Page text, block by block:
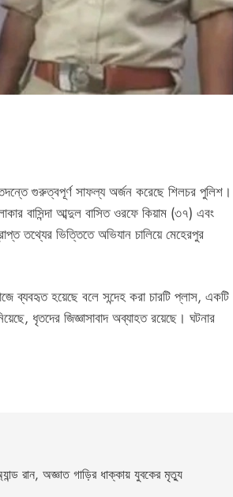
তদন্তে গুরুত্বপূর্ণ সাফল্য অর্জন করেছে শিলচর পুলিশ।
বাসিন্দা আব্দুল বাসিত ওরফে কিয়াম (৩৭) এবং
তথ্যের ভিত্তিতে অভিযান চালিয়ে মেহেরপুর
ব্যবহৃত হয়েছে বলে সন্দেহ করা চারটি প্লাস, একটি
ধৃতদের জিজ্ঞাসাবাদ অব্যাহত রয়েছে। ঘটনার
রান, অজ্ঞাত গাড়ির ধাক্কায় যুবকের মৃত্যু